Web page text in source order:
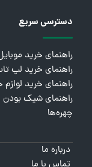
دسترسی سریع
راهنمای خرید
راهنمای خرید لپ
راهنمای خرید لوازم
راهنمای شیک بودن
چهره‌ها
درباره ما